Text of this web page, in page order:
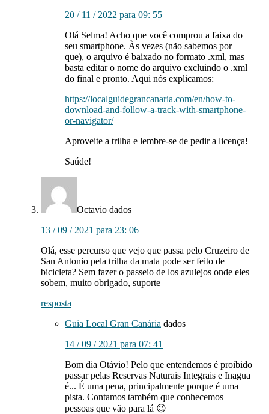
20 / 11 / 2022 para 09: 55
Olá Selma! Acho que você comprou a faixa do
seu smartphone. Às vezes (não sabemos por
que), o arquivo é baixado no formato .xml, mas
basta editar o nome do arquivo excluindo o .xml
do final e pronto. Aqui nós explicamos:
https://localguidegrancanaria.com/en/how-to-
download-and-follow-a-track-with-smartphone-
or-navigator/
Aproveite a trilha e lembre-se de pedir a licença!
Saúde!
Octavio dados
13 / 09 / 2021 para 23: 06
Olá, esse percurso que vejo que passa pelo Cruzeiro de
San Antonio pela trilha da mata pode ser feito de
bicicleta? Sem fazer o passeio de los azulejos onde eles
sobem, muito obrigado, suporte
resposta
Guia Local Gran Canária dados
14 / 09 / 2021 para 07: 41
Bom dia Otávio! Pelo que entendemos é proibido
passar pelas Reservas Naturais Integrais e Inagua
é... É uma pena, principalmente porque é uma
pista. Contamos também que conhecemos
pessoas que vão para lá 😉